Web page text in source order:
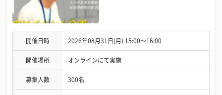
開催日時 2026年08月31日(月) 15:00〜16:00
開催場所 オンラインにて実施
募集人数 300名